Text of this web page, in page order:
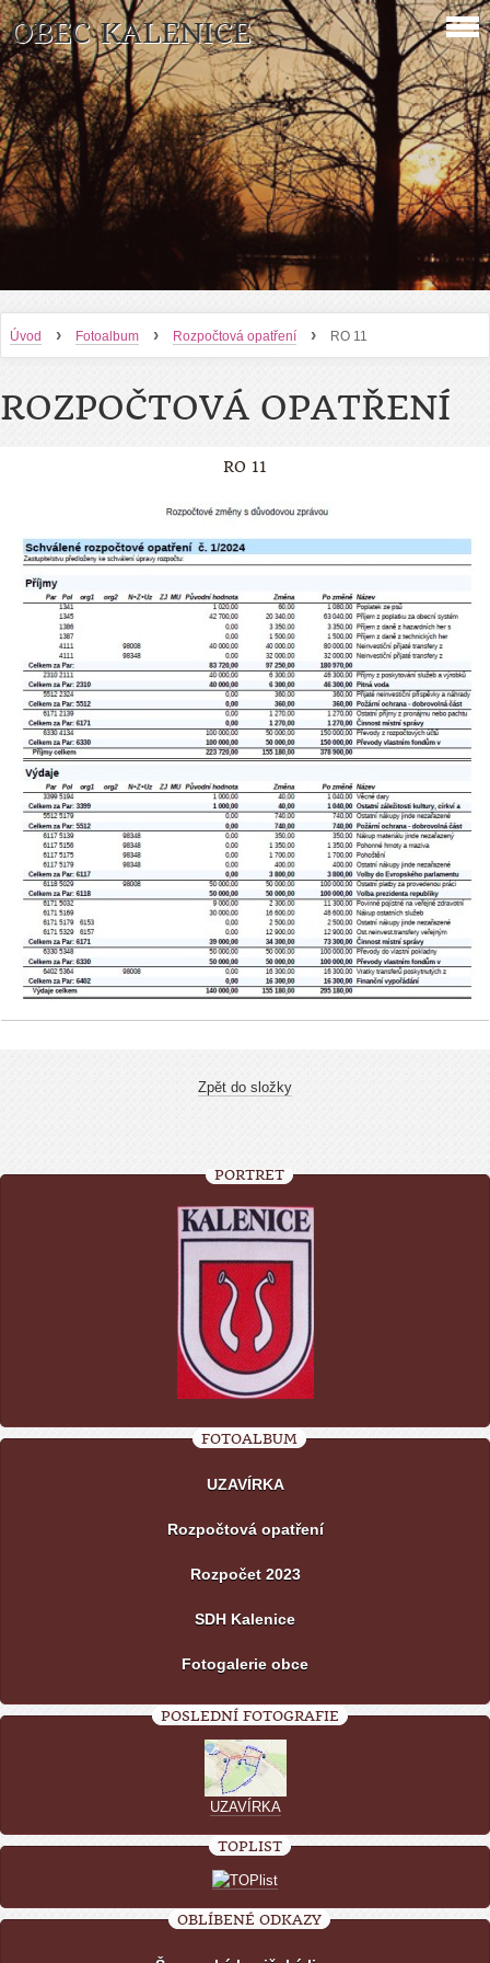
OBEC KALENICE
Úvod › Fotoalbum › Rozpočtová opatření › RO 11
ROZPOČTOVÁ OPATŘENÍ
RO 11
Zpět do složky
PORTRÉT
FOTOALBUM
UZAVÍRKA
Rozpočtová opatření
Rozpočet 2023
SDH Kalenice
Fotogalerie obce
POSLEDNÍ FOTOGRAFIE
UZAVÍRKA
TOPLIST
OBLÍBENÉ ODKAZY